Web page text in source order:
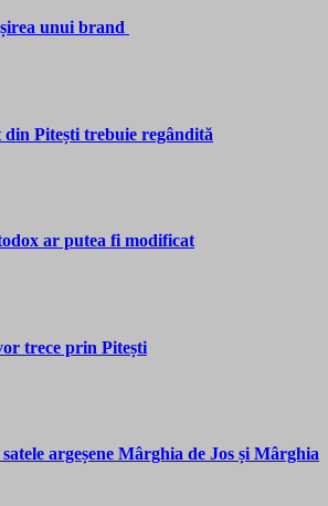
unui brand
Pitești trebuie regândită
ar putea fi modificat
trece prin Pitești
argeșene Mârghia de Jos și Mârghia